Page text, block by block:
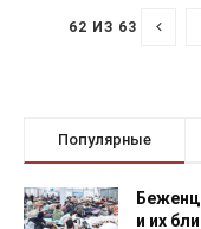
62 ИЗ 63
Популярные
и их